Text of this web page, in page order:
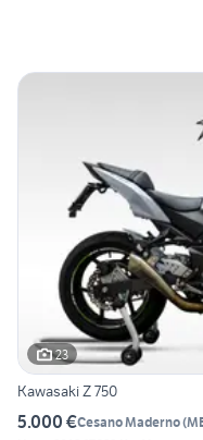
23
Kawasaki Z 750
5.000 €Cesano Maderno(